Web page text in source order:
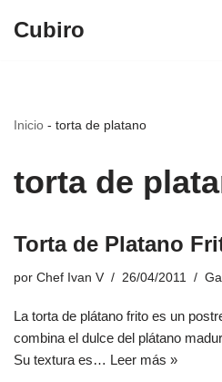
Cubiro
Inicio - torta de platano
torta de
Torta de Platano
por Chef Ivan V 26/04/2011
La torta de plátano frito es un
combina el dulce del plátano
Su textura es… Leer más »